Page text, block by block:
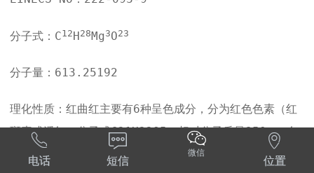
分子式：C12 H 28 Mg 3O23
分子量：613.25192
理化性质：红曲红主要有6种呈色成分，分为红色色素（红
斑素或潘红，分子式C21H22O5，相对分子质量350）、红
曲红素或梦那玉红（分子式C23H26O5，相对分子质量38

电话

短信
微信

位置